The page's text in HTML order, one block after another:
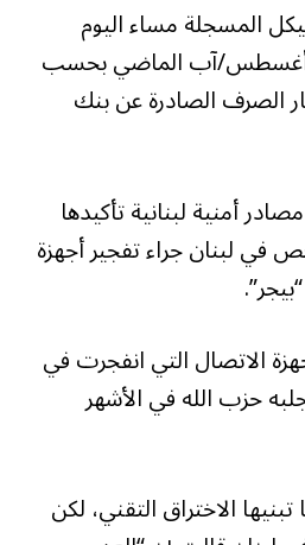
المسجلة مساء اليوم
منذ تعاملات 7 أغسطس/آب الماضي بحسب
الصرف الصادرة عن بنك
أمنية لبنانية تأكيدها
لبنان جراء تفجير أجهزة
الاتصال التي انفجرت في
حزب الله في الأشهر
الاختراق التقني، لكن